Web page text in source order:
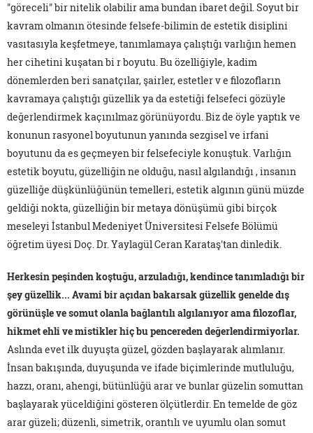
"göreceli" bir nitelik olabilir ama bundan ibaret değil. Soyut bir
kavram olmanın ötesinde felsefe-bilimin de estetik disiplini
vasıtasıyla keşfetmeye, tanımlamaya çalıştığı varlığın hemen
her cihetini kuşatan bi r boyutu. Bu özelliğiyle, kadim
dönemlerden beri sanatçılar, şairler, estetler v e filozofların
kavramaya çalıştığı güzellik ya da estetiği felsefeci gözüyle
değerlendirmek kaçınılmaz görünüyordu. Biz de öyle yaptık ve
konunun rasyonel boyutunun yanında sezgisel ve irfani
boyutunu da es geçmeyen bir felsefeciyle konuştuk. Varlığın
estetik boyutu, güzelliğin ne olduğu, nasıl algılandığı , insanın
güzelliğe düşkünlüğünün temelleri, estetik algının günü müzde
geldiği nokta, güzelliğin bir metaya dönüşümü gibi birçok
meseleyi İstanbul Medeniyet Üniversitesi Felsefe Bölümü
öğretim üyesi Doç. Dr. Yaylagül Ceran Karataş'tan dinledik.
Herkesin peşinden koştuğu, arzuladığı, kendince tanımladığı bir
şey güzellik... Avami bir açıdan bakarsak güzellik genelde dış
görünüşle ve somut olanla bağlantılı algılanıyor ama filozoflar,
hikmet ehli ve mistikler hiç bu pencereden değerlendirmiyorlar.
Aslında evet ilk duyuşta güzel, gözden başlayarak alımlanır.
İnsan bakışında, duyuşunda ve ifade biçimlerinde mutluluğu,
hazzı, oranı, ahengi, bütünlüğü arar ve bunlar güzelin somuttan
başlayarak yüceldiğini gösteren ölçütlerdir. En temelde de göz
arar güzeli; düzenli, simetrik, orantılı ve uyumlu olan somut